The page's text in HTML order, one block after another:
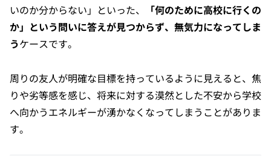
いのか分からない」といった、
「何のために高校に行くの
か」という問いに答えが見つからず、無気力になってしま
うケースです。
周りの友人が明確な目標を持っているように見えると、焦
りや劣等感を感じ、将来に対する漠然とした不安から学校
へ向かうエネルギーが湧かなくなってしまうことがありま
す。